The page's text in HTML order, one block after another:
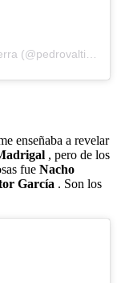
enseñaba a revelar
, pero de los
fue Nacho
García . Son los